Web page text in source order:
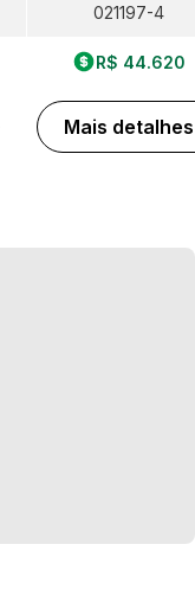
021197-4
R$ 44.620
Mais detalhes